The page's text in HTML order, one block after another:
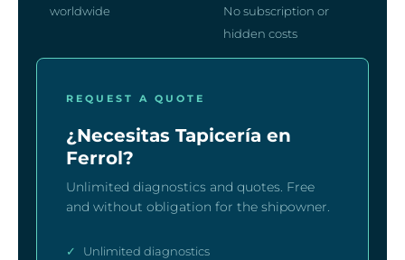
worldwide
No subscription or
hidden costs
REQUEST A QUOTE
¿Necesitas Tapicería en
Ferrol?
Unlimited diagnostics and quotes. Free
and without obligation for the shipowner.
✓ Unlimited diagnostics